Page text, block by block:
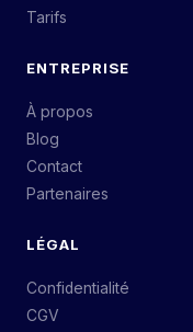
Tarifs
ENTREPRISE
À propos
Blog
Contact
Partenaires
LÉGAL
Confidentialité
CGV